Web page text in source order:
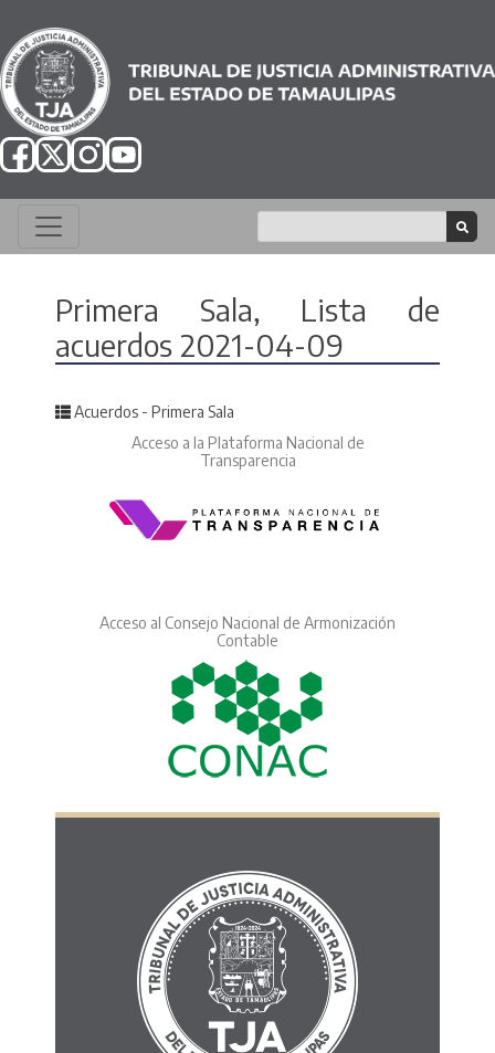
Primera Sala, Lista de
acuerdos 2021-04-09
Posted in
Acuerdos - Primera Sala
Acceso a la Plataforma Nacional de
Transparencia
Acceso al Consejo Nacional de Armonización
Contable